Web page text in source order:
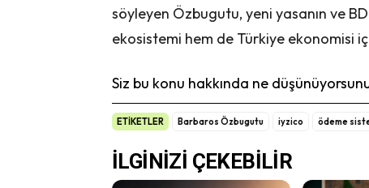
söyleyen Özbugutu, yeni yasanın ve
ekosistemi hem de Türkiye ekonomisi
Siz bu konu hakkında ne
ETİKETLER Barbaros Özbugutu iyzico ödeme